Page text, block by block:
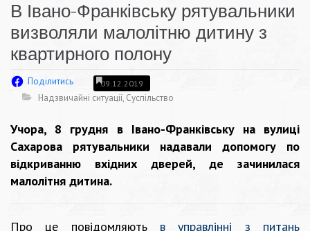
В Івано-Франківську рятувальники
визволяли малолітню дитину з
квартирного полону
Поділитись 09.12.2019
Надзвичайні ситуації, Суспільство
Учора, 8 грудня в Івано-Франківську на вулиці
Сахарова рятувальники надавали допомогу по
відкриванню вхідних дверей, де зачинилася
малолітня дитина.
Про це повідомляютьв управлінні з питань